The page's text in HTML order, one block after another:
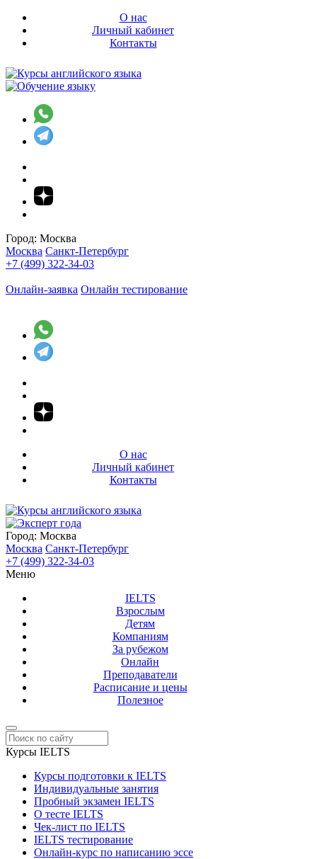
О нас
Личный кабинет
Контакты
Город: Москва
Москва Санкт-Петербург
+7 (499) 322-34-03
Онлайн-заявка Онлайн тестирование
О нас
Личный кабинет
Контакты
Город: Москва
Москва Санкт-Петербург
+7 (499) 322-34-03
Меню
IELTS
Взрослым
Детям
Компаниям
За рубежом
Онлайн
Преподаватели
Расписание и цены
Полезное
Курсы IELTS
Курсы подготовки к IELTS
Индивидуальные занятия
Пробный экзамен IELTS
О тесте IELTS
Чек-лист по IELTS
IELTS тестирование
Онлайн-курс по написанию эссе